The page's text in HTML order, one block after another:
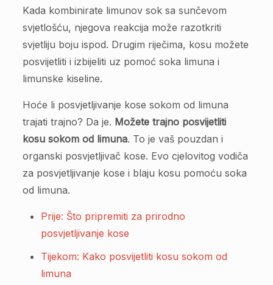
Kada kombinirate limunov sok sa sunčevom
svjetlošću, njegova reakcija može razotkriti
svjetliju boju ispod. Drugim riječima, kosu možete
posvijetliti i izbijeliti uz pomoć soka limuna i
limunske kiseline.
Hoće li posvjetljivanje kose sokom od limuna
trajati trajno? Da je. Možete trajno posvijetliti
kosu sokom od limuna. To je vaš pouzdan i
organski posvjetljivač kose. Evo cjelovitog vodiča
za posvjetljivanje kose i blaju kosu pomoću soka
od limuna.
Prije: Što pripremiti za prirodno
posvjetljivanje kose
Tijekom: Kako posvijetliti kosu sokom od
limuna